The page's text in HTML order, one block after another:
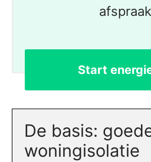
Start
De basis:
woningisolatie